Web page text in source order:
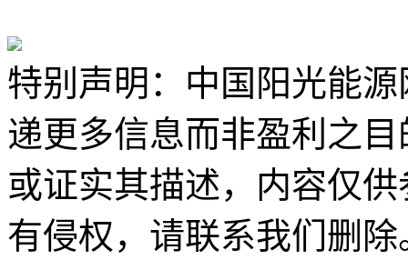
特别声明：中国阳光能
递更多信息而非盈利之
或证实其描述，内容仅
有侵权，请联系我们删除